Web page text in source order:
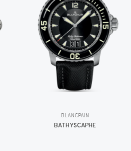
BLANCPAIN
BATHYSCAPHE